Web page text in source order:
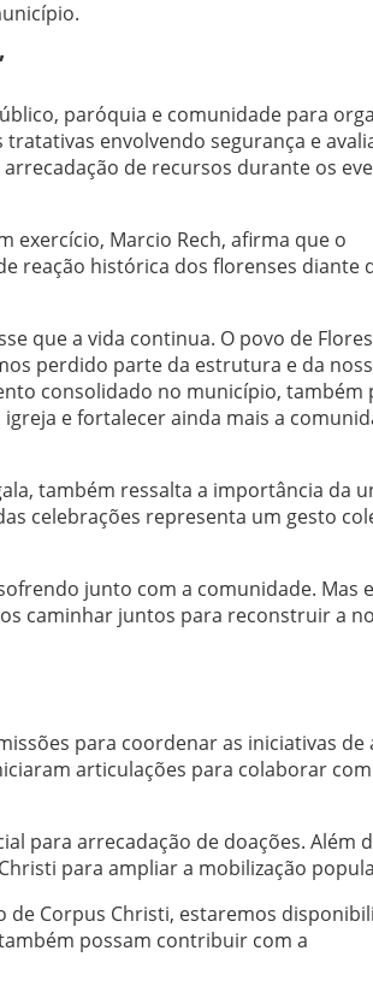
paróquia e comunidade para
envolvendo segurança e
de recursos durante os
exercício, Marcio Rech, afirma que o
reação histórica dos florenses diante
que a vida continua. O povo de
perdido parte da estrutura e da
consolidado no município, também
e fortalecer ainda mais a
também ressalta a importância da
celebrações representa um gesto
junto com a comunidade. Mas
caminhar juntos para reconstruir a
para coordenar as iniciativas de
articulações para colaborar
para arrecadação de doações. Além
para ampliar a mobilização
Corpus Christi, estaremos
possam contribuir com a